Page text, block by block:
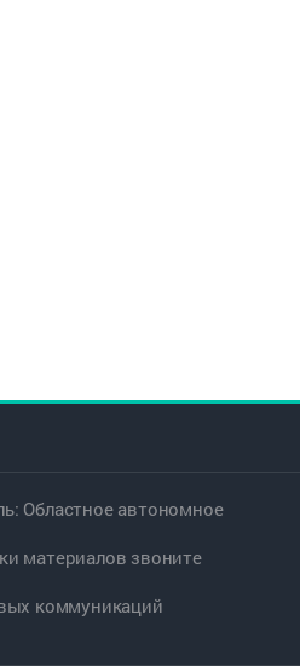
Областное автономное
материалов звоните
коммуникаций